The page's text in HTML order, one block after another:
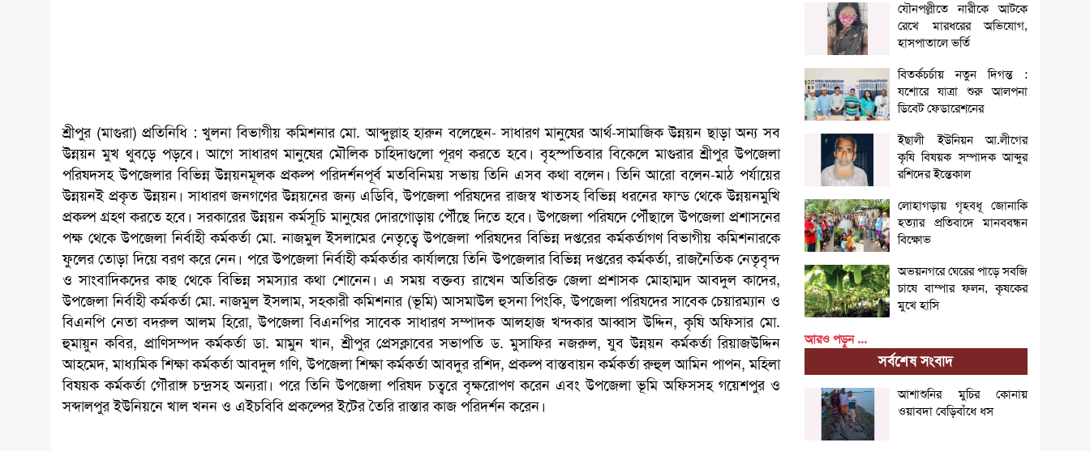
শ্রীপুর (মাগুরা) প্রতিনিধি : খুলনা বিভাগীয় কমিশনার মো. আব্দুল্লাহ হারুন বলেছেন- সাধারণ মানুষের আর্থ-সামাজিক উন্নয়ন ছাড়া অন্য সব
উন্নয়ন মুখ থুবড়ে পড়বে। আগে সাধারণ মানুষের মৌলিক চাহিদাগুলো পূরণ করতে হবে। বৃহস্পতিবার বিকেলে মাগুরার শ্রীপুর উপজেলা
পরিষদসহ উপজেলার বিভিন্ন উন্নয়নমূলক প্রকল্প পরিদর্শনপূর্ব মতবিনিময় সভায় তিনি এসব কথা বলেন। তিনি আরো বলেন-মাঠ পর্যায়ের
উন্নয়নই প্রকৃত উন্নয়ন। সাধারণ জনগণের উন্নয়নের জন্য এডিবি, উপজেলা পরিষদের রাজস্ব খাতসহ বিভিন্ন ধরনের ফান্ড থেকে উন্নয়নমুখি
প্রকল্প গ্রহণ করতে হবে। সরকারের উন্নয়ন কর্মসূচি মানুষের দোরগোড়ায় পৌঁছে দিতে হবে। উপজেলা পরিষদে পৌঁছালে উপজেলা প্রশাসনের
পক্ষ থেকে উপজেলা নির্বাহী কর্মকর্তা মো. নাজমুল ইসলামের নেতৃত্বে উপজেলা পরিষদের বিভিন্ন দপ্তরের কর্মকর্তাগণ বিভাগীয় কমিশনারকে
ফুলের তোড়া দিয়ে বরণ করে নেন। পরে উপজেলা নির্বাহী কর্মকর্তার কার্যালয়ে তিনি উপজেলার বিভিন্ন দপ্তরের কর্মকর্তা, রাজনৈতিক নেতৃবৃন্দ
ও সাংবাদিকদের কাছ থেকে বিভিন্ন সমস্যার কথা শোনেন। এ সময় বক্তব্য রাখেন অতিরিক্ত জেলা প্রশাসক মোহাম্মদ আবদুল কাদের,
উপজেলা নির্বাহী কর্মকর্তা মো. নাজমুল ইসলাম, সহকারী কমিশনার (ভূমি) আসমাউল হুসনা পিংকি, উপজেলা পরিষদের সাবেক চেয়ারম্যান ও
বিএনপি নেতা বদরুল আলম হিরো, উপজেলা বিএনপির সাবেক সাধারণ সম্পাদক আলহাজ খন্দকার আব্বাস উদ্দিন, কৃষি অফিসার মো.
হুমায়ুন কবির, প্রাণিসম্পদ কর্মকর্তা ডা. মামুন খান, শ্রীপুর প্রেসক্লাবের সভাপতি ড. মুসাফির নজরুল, যুব উন্নয়ন কর্মকর্তা রিয়াজউদ্দিন
আহমেদ, মাধ্যমিক শিক্ষা কর্মকর্তা আবদুল গণি, উপজেলা শিক্ষা কর্মকর্তা আবদুর রশিদ, প্রকল্প বাস্তবায়ন কর্মকর্তা রুহুল আমিন পাপন, মহিলা
বিষয়ক কর্মকর্তা গৌরাঙ্গ চন্দ্রসহ অন্যরা। পরে তিনি উপজেলা পরিষদ চত্বরে বৃক্ষরোপণ করেন এবং উপজেলা ভূমি অফিসসহ গয়েশপুর ও
সব্দালপুর ইউনিয়নে খাল খনন ও এইচবিবি প্রকল্পের ইটের তৈরি রাস্তার কাজ পরিদর্শন করেন।
যৌনপল্লীতে নারীকে আটকে
রেখে মারধরের অভিযোগ,
হাসপাতালে ভর্তি
বিতর্কচর্চায় নতুন দিগন্ত :
যশোরে যাত্রা শুরু আলপনা
ডিবেট ফেডারেশনের
ইছালী ইউনিয়ন আ.লীগের
কৃষি বিষয়ক সম্পাদক আব্দুর
রশিদের ইন্তেকাল
লোহাগড়ায় গৃহবধূ জোনাকি
হত্যার প্রতিবাদে মানববন্ধন
বিক্ষোভ
অভয়নগরে ঘেরের পাড়ে সবজি
চাষে বাম্পার ফলন, কৃষকের
মুখে হাসি
আরও পড়ুন ...
সর্বশেষ সংবাদ
আশাশুনির মুচির কোনায়
ওয়াবদা বেড়িবাঁধে ধস